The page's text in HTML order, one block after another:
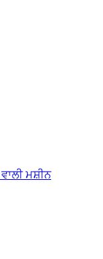
ਮਸ਼ੀਨ